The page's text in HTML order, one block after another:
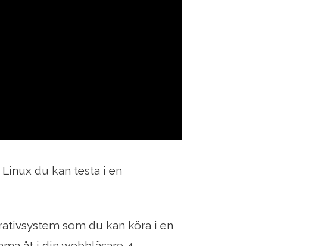
du kan testa i en
som du kan köra i en